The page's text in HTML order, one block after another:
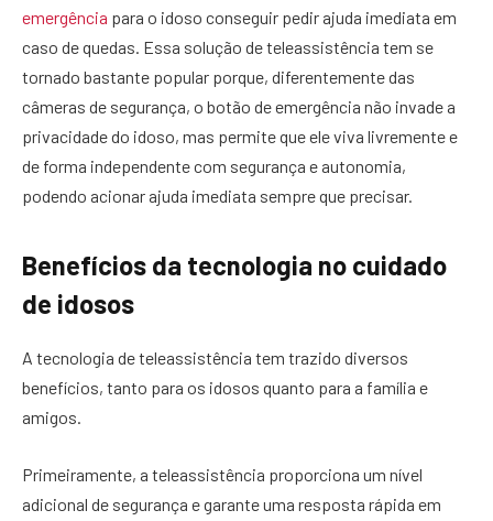
emergência para o idoso conseguir pedir ajuda imediata em
caso de quedas. Essa solução de teleassistência tem se
tornado bastante popular porque, diferentemente das
câmeras de segurança, o botão de emergência não invade a
privacidade do idoso, mas permite que ele viva livremente e
de forma independente com segurança e autonomia,
podendo acionar ajuda imediata sempre que precisar.
Benefícios da tecnologia no cuidado
de idosos
A tecnologia de teleassistência tem trazido diversos
benefícios, tanto para os idosos quanto para a família e
amigos.
Primeiramente, a teleassistência proporciona um nível
adicional de segurança e garante uma resposta rápida em